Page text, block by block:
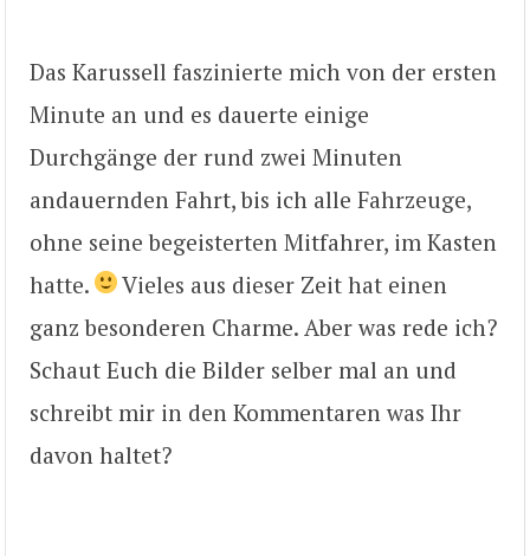
Das Karussell faszinierte mich von der ersten
Minute an und es dauerte einige
Durchgänge der rund zwei Minuten
andauernden Fahrt, bis ich alle Fahrzeuge,
ohne seine begeisterten Mitfahrer, im Kasten
hatte.
Vieles aus dieser Zeit hat einen
ganz besonderen Charme. Aber was rede ich?
Schaut Euch die Bilder selber mal an und
schreibt mir in den Kommentaren was Ihr
davon haltet?